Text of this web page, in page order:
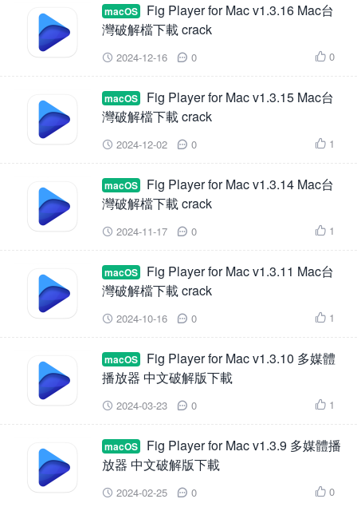
macOS
Fig Player for Mac v1.3.16 Mac台
灣破解檔下載 crack
 2024-12-16  0  0
macOS
Fig Player for Mac v1.3.15 Mac台
灣破解檔下載 crack
 2024-12-02  0  1
macOS
Fig Player for Mac v1.3.14 Mac台
灣破解檔下載 crack
 2024-11-17  0  1
macOS
Fig Player for Mac v1.3.11 Mac台
灣破解檔下載 crack
 2024-10-16  0  1
macOS
Fig Player for Mac v1.3.10 多媒體
播放器 中文破解版下載
 2024-03-23  0  1
macOS
Fig Player for Mac v1.3.9 多媒體播
放器 中文破解版下載
 2024-02-25  0  0